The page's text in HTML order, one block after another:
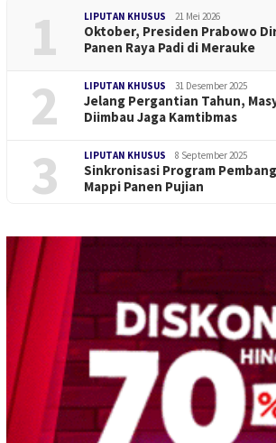
1 LIPUTAN KHUSUS 21 Mei 2026
Oktober, Presiden Prabowo
Panen Raya Padi di Merauke
2 LIPUTAN KHUSUS 31 Desember 2025
Jelang Pergantian Tahun,
Diimbau Jaga Kamtibmas
3 LIPUTAN KHUSUS 8 September 2025
Sinkronisasi Program
Mappi Panen Pujian